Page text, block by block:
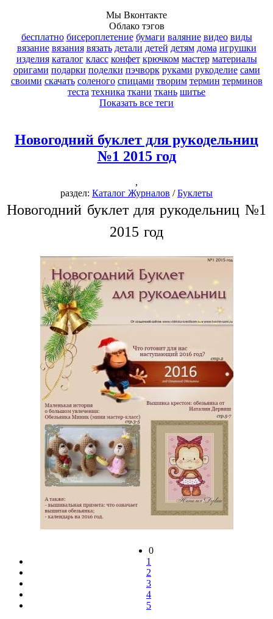
Мы Вконтакте
Облако тэгов
бесплатно бисероплетение бумаги валяние видео виды
вязание вязания вязать детали детей детям дома игрушки
изделия каталог класс конфет крючком мастер материалы
оригами подарки поделки пэчворк руками рукоделие сами
своими скачать соленого спицами творим термин терминов
теста техника ткани ткань шитье
Показать все теги
Новогодний буклет для рукодельниц
№1 2015 год
,
раздел: Каталог Журналов /Буклеты
Новогодний буклет для рукодельниц №1
2015 год
0
1
2
3
4
5